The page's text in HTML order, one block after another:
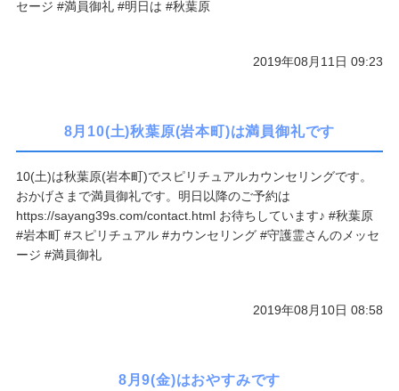
セージ #満員御礼 #明日は #秋葉原
2019年08月11日 09:23
8月10(土)秋葉原(岩本町)は満員御礼です
10(土)は秋葉原(岩本町)でスピリチュアルカウンセリングです。
おかげさまで満員御礼です。明日以降のご予約は
https://sayang39s.com/contact.html お待ちしています♪ #秋葉原
#岩本町 #スピリチュアル #カウンセリング #守護霊さんのメッセ
ージ #満員御礼
2019年08月10日 08:58
8月9(金)はおやすみです